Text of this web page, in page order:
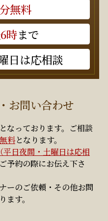
無料
時まで
日は応相談
お問い合わせ
なっております。ご相談
料となります。
日夜間・土曜日は応相
予約の際にお伝え下さ
ーのご依頼・その他お問
す。